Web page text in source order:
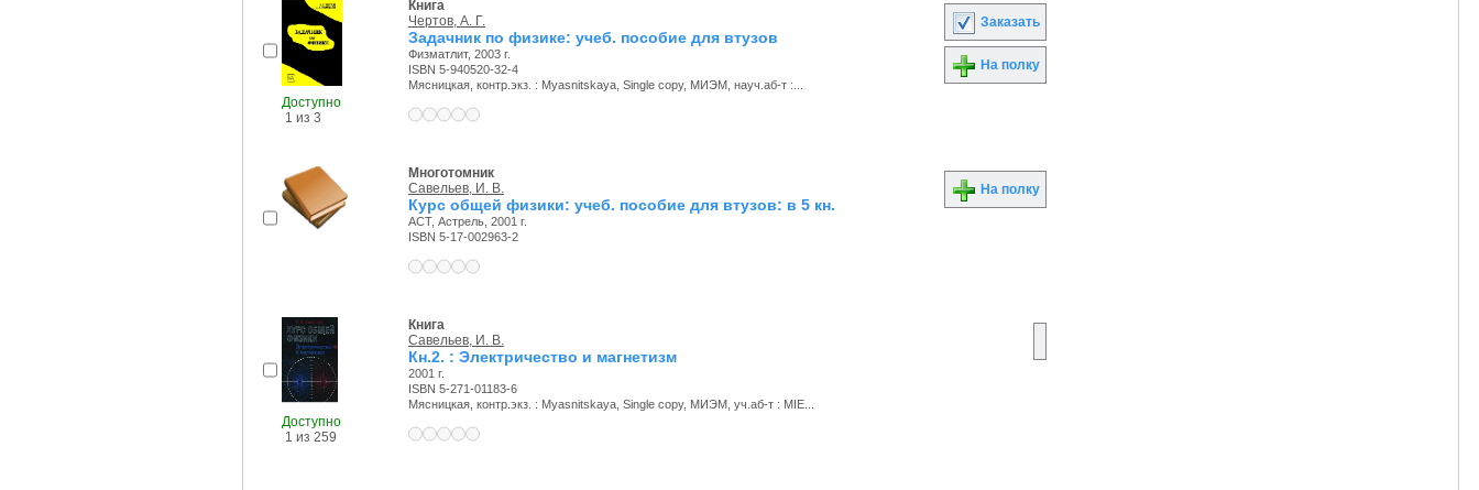
Доступно
1 из 3
Книга
Чертов, А. Г.
Задачник по физике: учеб. пособие для втузов
Физматлит, 2003 г.
ISBN 5-940520-32-4
Мясницкая, контр.экз. : Myasnitskaya, Single copy, МИЭМ, науч.аб-т :...
Заказать
На полку
Многотомник
Савельев, И. В.
Курс общей физики: учеб. пособие для втузов: в 5 кн.
АСТ, Астрель, 2001 г.
ISBN 5-17-002963-2
На полку
Доступно
1 из 259
Книга
Савельев, И. В.
Кн.2. : Электричество и магнетизм
2001 г.
ISBN 5-271-01183-6
Мясницкая, контр.экз. : Myasnitskaya, Single copy, МИЭМ, уч.аб-т : MIE...